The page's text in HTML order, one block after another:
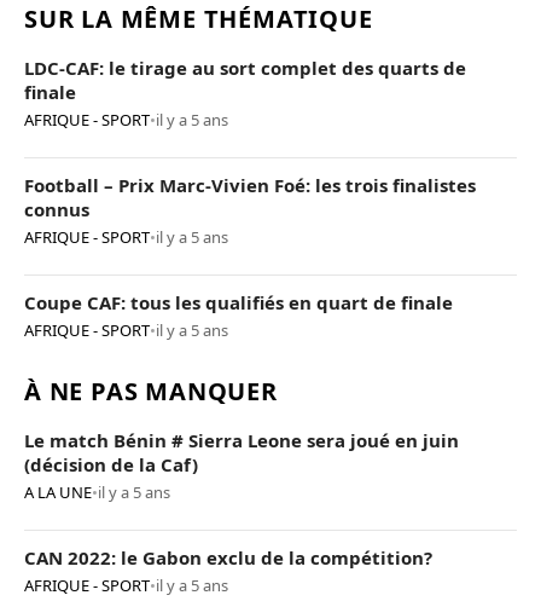
SUR LA MÊME THÉMATIQUE
LDC-CAF: le tirage au sort complet des quarts de
finale
AFRIQUE - SPORT•il y a 5 ans
Football – Prix Marc-Vivien Foé: les trois finalistes
connus
AFRIQUE - SPORT•il y a 5 ans
Coupe CAF: tous les qualifiés en quart de finale
AFRIQUE - SPORT•il y a 5 ans
À NE PAS MANQUER
Le match Bénin # Sierra Leone sera joué en juin
(décision de la Caf)
A LA UNE•il y a 5 ans
CAN 2022: le Gabon exclu de la compétition?
AFRIQUE - SPORT•il y a 5 ans